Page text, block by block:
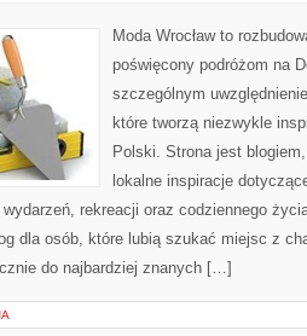
Moda Wrocław to
poświęcony podróżom na
szczególnym
które tworzą niezwykle
Polski. Strona jest
lokalne inspiracje
rekreacji oraz codziennego
dla osób, które lubią szukać miejsc z
do najbardziej znanych […]